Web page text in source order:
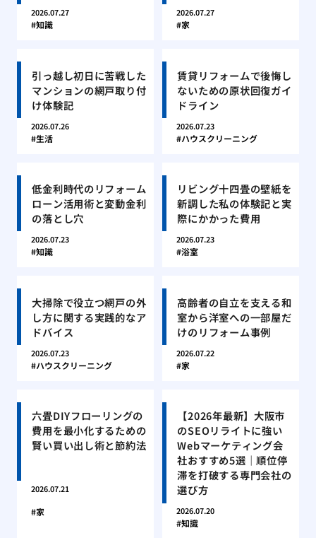
2026.07.27
知識
2026.07.27
家
引っ越し初日に苦戦した
マンションの網戸取り付
け体験記
2026.07.26
生活
賃貸リフォームで後悔し
ないための原状回復ガイ
ドライン
2026.07.23
ハウスクリーニング
低金利時代のリフォーム
ローン活用術と変動金利
の落とし穴
2026.07.23
知識
リビング十四畳の壁紙を
新調した私の体験記と実
際にかかった費用
2026.07.23
浴室
大掃除で役立つ網戸の外
し方に関する実践的なア
ドバイス
2026.07.23
ハウスクリーニング
高齢者の自立を支える和
室から洋室への一部屋だ
けのリフォーム事例
2026.07.22
家
六畳DIYフローリングの
費用を最小化するための
賢い買い出し術と節約法
2026.07.21
家
【2026年最新】大阪市
のSEOリライトに強い
Webマーケティング会
社おすすめ5選｜順位停
滞を打破する専門会社の
選び方
2026.07.20
知識